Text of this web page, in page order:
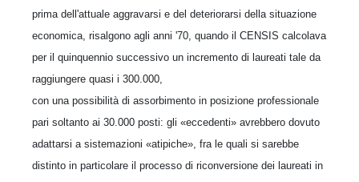
prima dell'attuale aggravarsi e del deteriorarsi della situazione
economica, risalgono agli anni '70, quando il CENSIS calcolava
per il quinquennio successivo un incremento di laureati tale da
raggiungere quasi i 300.000,
con una possibilità di assorbimento in posizione professionale
pari soltanto ai 30.000 posti: gli «eccedenti» avrebbero dovuto
adattarsi a sistemazioni «atipiche», fra le quali si sarebbe
distinto in particolare il processo di riconversione dei laureati in